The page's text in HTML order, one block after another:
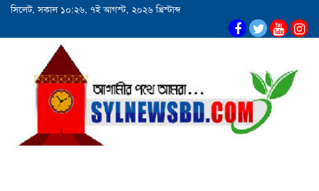
সিলেট, সকাল ১০:২৬, ৭ই আগস্ট, ২০২৬ খ্রিস্টাব্দ